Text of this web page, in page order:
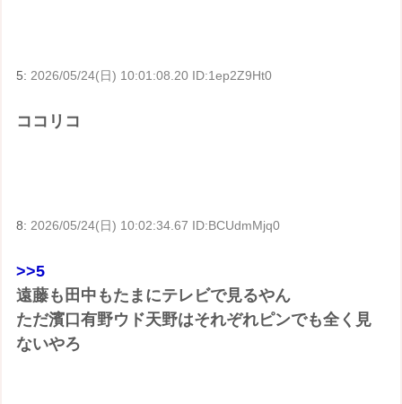
5: 2026/05/24(日) 10:01:08.20 ID:1ep2Z9Ht0
ココリコ
8:2026/05/24(日) 10:02:34.67 ID:BCUdmMjq0
>>5
遠藤も田中もたまにテレビで見るやん
ただ濱口有野ウド天野はそれぞれピンでも全く見
ないやろ